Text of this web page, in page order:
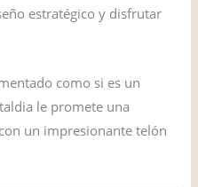
estratégico y disfrutar
como si es un
le promete una
un impresionante telón